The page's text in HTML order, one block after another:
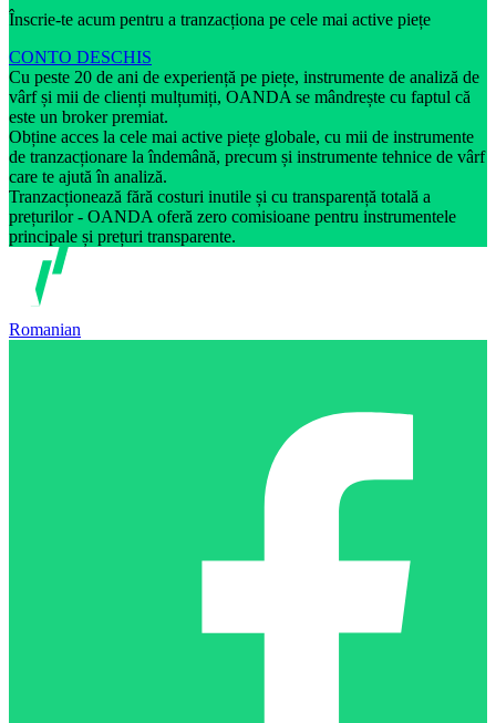
Înscrie-te acum pentru a tranzacționa pe cele mai active piețe
CONTO DESCHIS
Cu peste 20 de ani de experiență pe piețe, instrumente de analiză de
vârf și mii de clienți mulțumiți, OANDA se mândrește cu faptul că
este un broker premiat.
Obține acces la cele mai active piețe globale, cu mii de instrumente
de tranzacționare la îndemână, precum și instrumente tehnice de vârf
care te ajută în analiză.
Tranzacționează fără costuri inutile și cu transparență totală a
prețurilor - OANDA oferă zero comisioane pentru instrumentele
principale și prețuri transparente.
Romanian